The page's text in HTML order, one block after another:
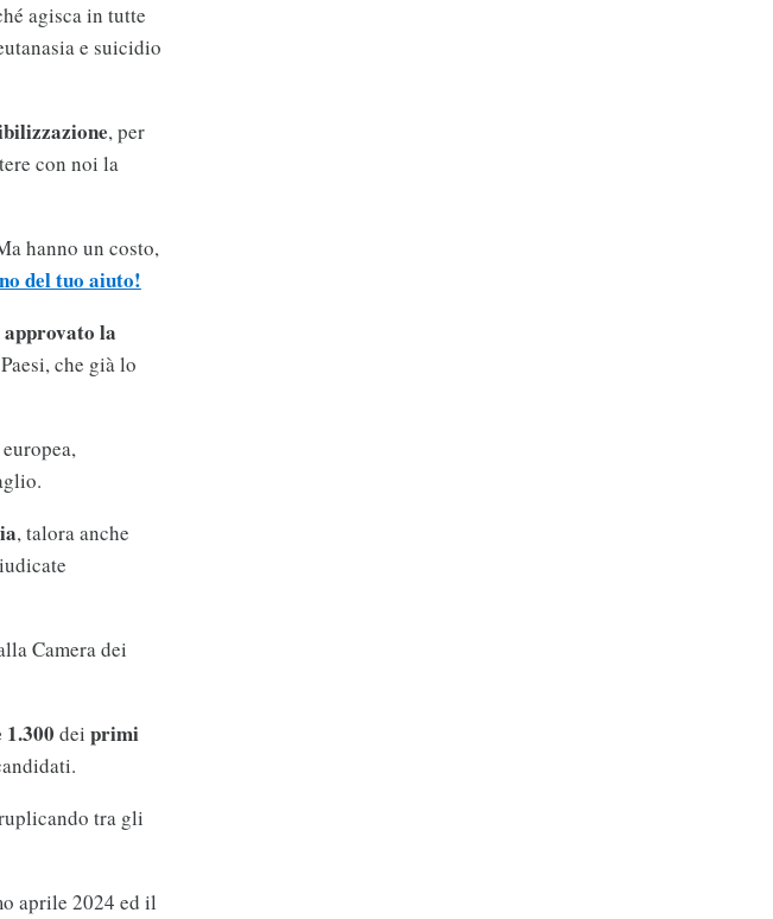
agisca in tutte
e suicidio
, per
con noi la
hanno un costo,
del tuo aiuto!
approvato la
che già lo
, talora anche
Camera dei
dei primi
tra gli
aprile 2024 ed il